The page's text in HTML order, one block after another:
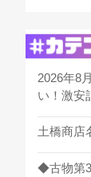
2026年8
い！激安
土橋商店
◆古物第